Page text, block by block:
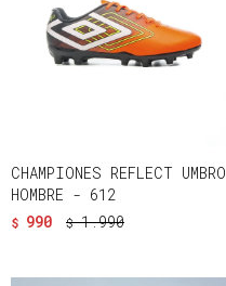
CHAMPIONES REFLECT UMBRO
HOMBRE - 612
$ 990 $ 1.990